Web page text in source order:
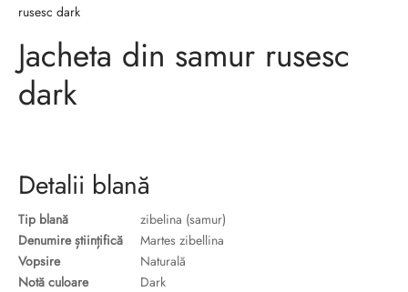
rusesc dark
Jacheta din samur rusesc
dark
Detalii blană
Tip blană
zibelina (samur)
Denumire științifică
Martes zibellina
Vopsire
Naturală
Notă culoare
Dark
de blana
blanuri (Fur SPA)